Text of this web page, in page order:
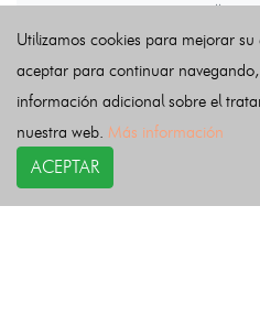
Villa de
Utilizamos cookies para mejorar
aceptar para continuar
información adicional sobre el
nuestra web. Más información
ACEPTAR